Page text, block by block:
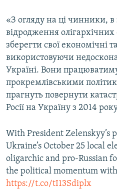
«З огляду на ці чинники, в
відродження олігархічних
зберегти свої економічні
використовуючи
Україні. Вони
прокремлівськими
прагнуть повернути
Росії на Україну з 2014
With President Zelenskyy’s
Ukraine’s October 25 local
oligarchic and pro-Russian
the political momentum
https://t.co/tI13Sdiplx